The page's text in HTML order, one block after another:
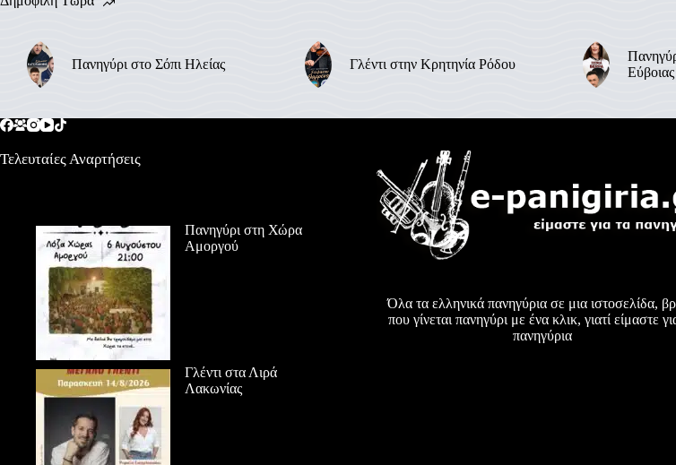
Πανηγύρι στο Σόπι Ηλείας Γλέντι στην Κρητηνία Ρόδου
Εύβοιας
Τελευταίες Αναρτήσεις
Πανηγύρι στη Χώρα
Αμοργού
Γλέντι στα Λιρά
Λακωνίας
Όλα τα ελληνικά πανηγύρια σε μια ιστοσελίδα,
που γίνεται πανηγύρι με ένα κλικ, γιατί είμαστε
πανηγύρια